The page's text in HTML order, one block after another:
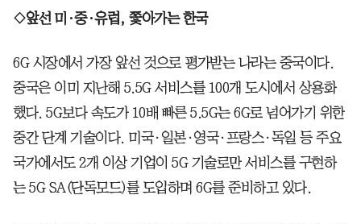
◇앞선 미·중·유럽, 쫓아가는 한국
6G 시장에서 가장 앞선 것으로 평가받는 나라는 중국이다.
중국은 이미 지난해 5.5G 서비스를 100개 도시에서 상용화
했다. 5G보다 속도가 10배 빠른 5.5G는 6G로 넘어가기 위한
중간 단계 기술이다. 미국·일본·영국·프랑스·독일 등 주요
국가에서도 2개 이상 기업이 5G 기술로만 서비스를 구현하
는 5G SA(단독모드)를 도입하며 6G를 준비하고 있다.